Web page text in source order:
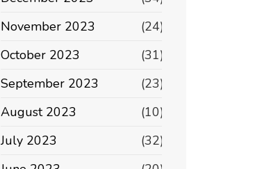
November 2023
(24)
October 2023
(31)
September 2023
(23)
August 2023
(10)
July 2023
(32)